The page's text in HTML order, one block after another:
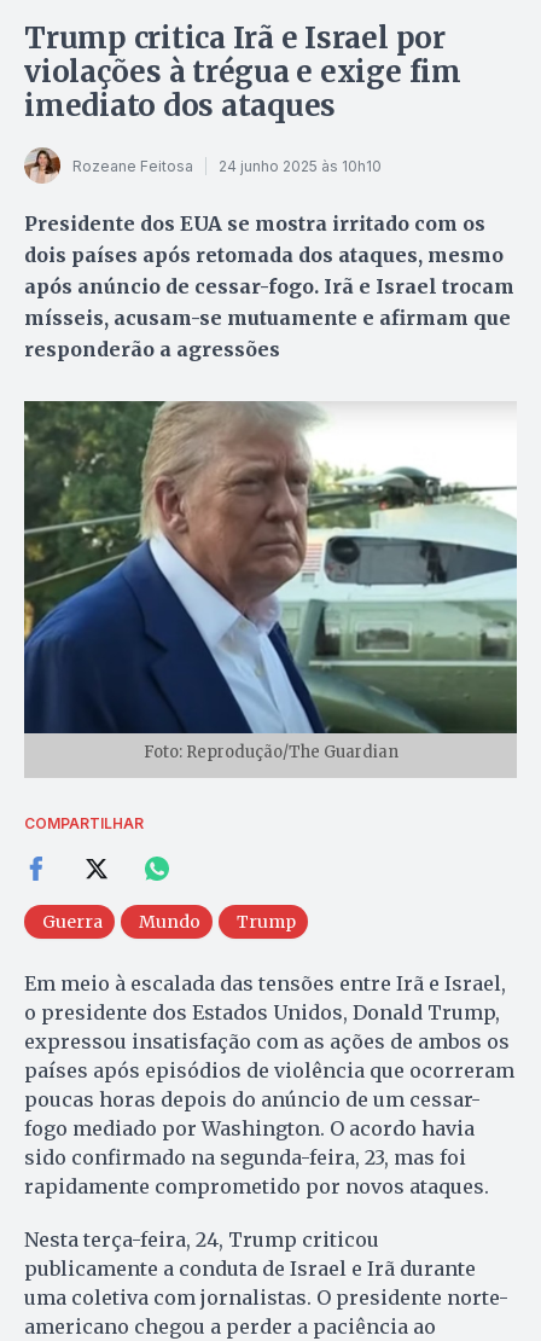
Trump critica Irã e Israel por
violações à trégua e exige fim
imediato dos ataques
Rozeane Feitosa 24 junho 2025 às 10h10
Presidente dos EUA se mostra irritado com os
dois países após retomada dos ataques, mesmo
após anúncio de cessar-fogo. Irã e Israel trocam
mísseis, acusam-se mutuamente e afirmam que
responderão a agressões
Foto: Reprodução/The Guardian
COMPARTILHAR
Guerra Mundo Trump
Em meio à escalada das tensões entre Irã e Israel,
o presidente dos Estados Unidos, Donald Trump,
expressou insatisfação com as ações de ambos os
países após episódios de violência que ocorreram
poucas horas depois do anúncio de um cessar-
fogo mediado por Washington. O acordo havia
sido confirmado na segunda-feira, 23, mas foi
rapidamente comprometido por novos ataques.
Nesta terça-feira, 24, Trump criticou
publicamente a conduta de Israel e Irã durante
uma coletiva com jornalistas. O presidente norte-
americano chegou a perder a paciência ao